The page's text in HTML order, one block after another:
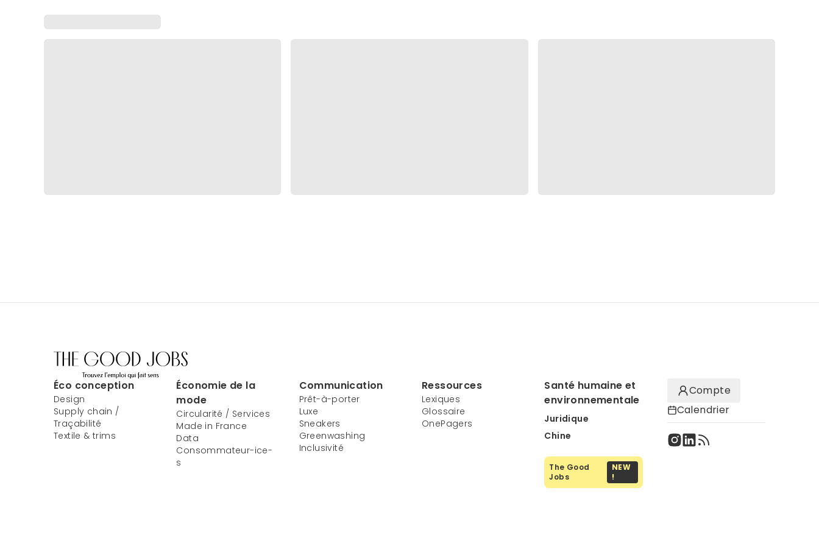
Éco conception
Design
Supply chain /
Traçabilité
Textile & trims
Économie de la
mode
Circularité / Services
Made in France
Data
Consommateur-ice-
s
Communication
Prêt-à-porter
Luxe
Sneakers
Greenwashing
Inclusivité
Ressources
Lexiques
Glossaire
OnePagers
Santé humaine et
environnementale
Juridique
Chine
The Good
Jobs
NEW
!
Compte
Calendrier